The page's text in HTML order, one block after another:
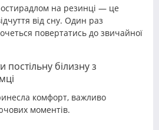
на резинці — це
від сну. Один раз
повертатись до звичайної
білизну з
комфорт, важливо
моментів.